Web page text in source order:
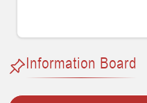
Information Board